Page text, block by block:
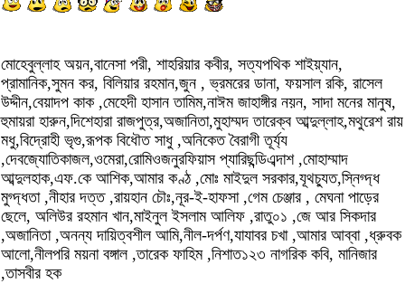
মোহেবুল্লাহ অয়ন,বানেসা পরী, শাহরিয়ার কবীর, সত্যপথিক শাইয়্যান,
প্রামানিক,সুমন কর, বিলিয়ার রহমান,জুন , ভ্রমরের ডানা, ফয়সাল রকি, রাসেল
উদ্দীন,বেয়াদপ কাক ,মেহেদী হাসান তামিম,নাঈম জাহাঙ্গীর নয়ন, সাদা মনের মানুষ,
হুমায়রা হারুন,দিশেহারা রাজপুত্র,অজানিতা,মুহাম্মদ তারেক্ব আব্দুল্লাহ,মথুরেশ রায়
মধু,বিদ্রোহী ভৃগু,রূপক বিধৌত সাধু ,অনিকেত বৈরাগী তূর্য্য
,দেবজ্যোতিকাজল,ওমেরা,রোমিওজনুরফিয়াস প্যারিছন্ডিএব্দাশ ,মোহাম্মাদ
আব্দুলহাক,এফ.কে আশিক,আমার কণ্ঠ ,মোঃ মাইদুল সরকার,যূথচ্যুত,স্নিগ্দ্ধ
মুগ্দ্ধতা ,নীহার দত্ত ,রায়হান চৌঃ,নূর-ই-হাফসা ,গেম চেঞ্জার , মেঘনা পাড়ের
ছেলে, অলিউর রহমান খান,মাইনুল ইসলাম আলিফ ,রাতু০১ ,জে আর সিকদার
,অজানিতা ,অনন্য দায়িত্বশীল আমি,নীল-দর্পণ,যাযাবর চখা ,আমার আব্বা ,ধ্রুবক
আলো,নীলপরি ময়না বঙ্গাল ,তারেক ফাহিম ,নিশাত১২৩ নাগরিক কবি, মানিজার
,তাসবীর হক